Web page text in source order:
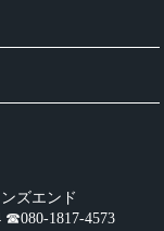
ズエンド
☎︎080-1817-4573